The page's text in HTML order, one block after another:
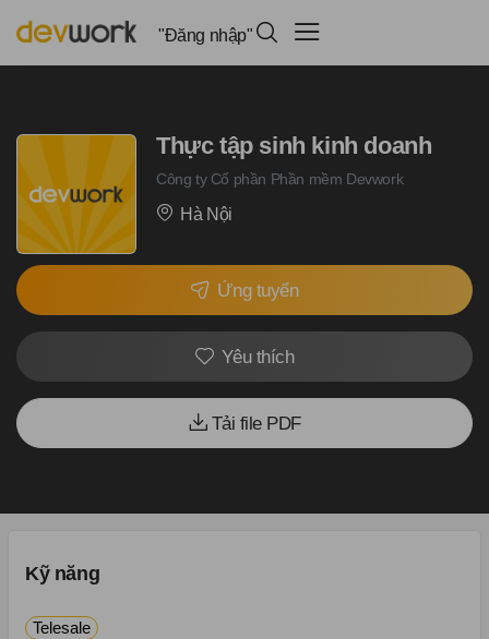
"Đăng nhập"
Thực tập sinh kinh doanh
Công ty Cổ phần Phần mềm Devwork
Hà Nội
Ứng tuyển
Yêu thích
Tải file PDF
Kỹ năng
Telesale